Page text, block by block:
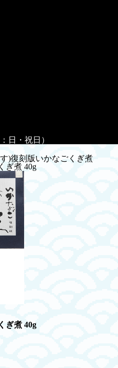
日・祝日）
)復刻版いかなごくぎ煮
ぎ煮 40g
ぎ煮 40g